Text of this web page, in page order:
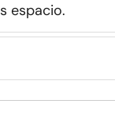
espacio.